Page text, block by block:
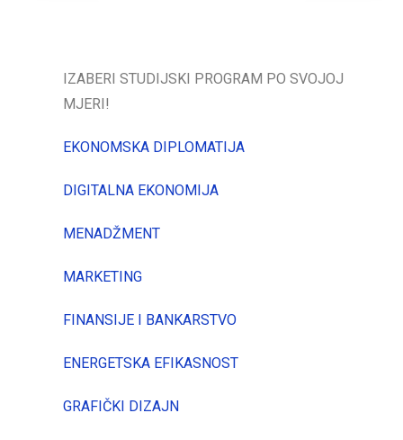
IZABERI STUDIJSKI PROGRAM PO SVOJOJ
MJERI!
EKONOMSKA DIPLOMATIJA
DIGITALNA EKONOMIJA
MENADŽMENT
MARKETING
FINANSIJE I BANKARSTVO
ENERGETSKA EFIKASNOST
GRAFIČKI DIZAJN